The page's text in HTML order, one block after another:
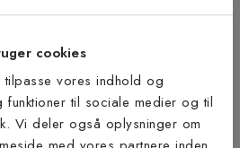
cookies
vores indhold og
til sociale medier og til
Vi deler også oplysninger om
ikke da tæppet skæres til efter